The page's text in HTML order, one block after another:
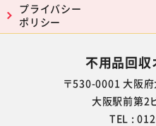
プライバシー
ポリシー
不用品回収
〒530-0001 大阪
大阪駅前第2
TEL :